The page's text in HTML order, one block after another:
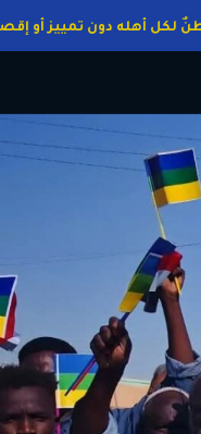
وطنٌ لكل أهله دون